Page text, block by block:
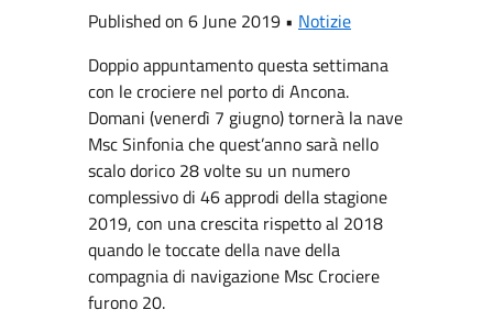
Published on 6 June 2019 • Notizie
Doppio appuntamento questa settimana
con le crociere nel porto di Ancona.
Domani (venerdì 7 giugno) tornerà la nave
Msc Sinfonia che quest’anno sarà nello
scalo dorico 28 volte su un numero
complessivo di 46 approdi della stagione
2019, con una crescita rispetto al 2018
quando le toccate della nave della
compagnia di navigazione Msc Crociere
furono 20.